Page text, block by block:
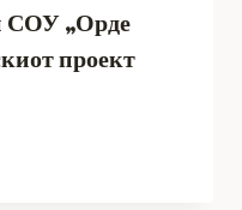
„Орде
проект